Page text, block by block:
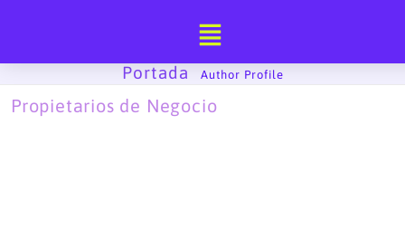
Portada
Author Profile
Propietarios de Negocio